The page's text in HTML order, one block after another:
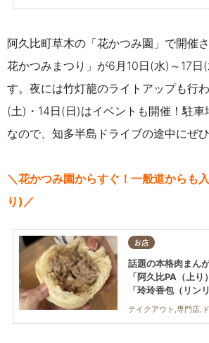
阿久比町草木の「花かつみ園」で開催
花かつみまつり」が6月10日(水)～17日
す。夜には竹灯籠のライトアップも行
(土)・14日(日)はイベントも開催！駐
なので、知多半島ドライブの途中にぜ
＼花かつみ園からすぐ！一般道からも
り)／
お店
話題の本格肉まん
「阿久比PA（上
「玲玲香包（リン